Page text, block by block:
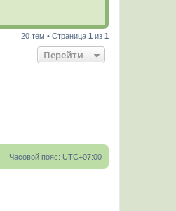
20 тем • Страница 1 из 1
Перейти
Часовой пояс: UTC+07:00